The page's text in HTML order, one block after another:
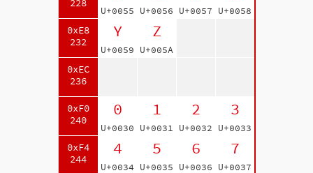
228
0xE8
232
0xEC
236
0xF0
240
0xF4
244
U+0055 U+0056 U+0057 U+0058
Y
U+0059
Z
U+005A
0
U+0030
1
U+0031
2
U+0032
3
U+0033
4
U+0034
5
U+0035
6
U+0036
7
U+0037